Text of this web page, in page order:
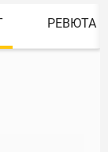
РЕВЮТА